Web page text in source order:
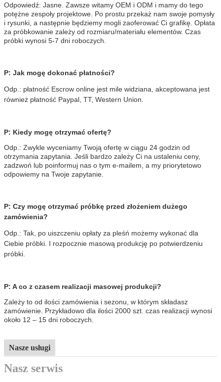
Odpowiedź: Jasne. Zawsze witamy OEM i ODM i mamy do tego
potężne zespoły projektowe. Po prostu przekaż nam swoje pomysły
i rysunki, a następnie będziemy mogli zaoferować Ci grafikę. Opłata
za próbkowanie zależy od rozmiaru/materiału elementów. Czas
próbki wynosi 5-7 dni roboczych.
P: Jak mogę dokonać płatności?
Odp.: płatność Escrow online jest mile widziana, akceptowana jest
również płatność Paypal, TT, Western Union.
P: Kiedy mogę otrzymać ofertę?
Odp.: Zwykle wyceniamy Twoją ofertę w ciągu 24 godzin od
otrzymania zapytania. Jeśli bardzo zależy Ci na ustaleniu ceny,
zadzwoń lub poinformuj nas o tym e-mailem, a my priorytetowo
odpowiemy na Twoje zapytanie.
P: Czy mogę otrzymać próbkę przed złożeniem dużego
zamówienia?
Odp.: Tak, po uiszczeniu opłaty za pleśń możemy wykonać dla
Ciebie próbki. I rozpocznie masową produkcję po potwierdzeniu
próbki.
P: A co z czasem realizacji masowej produkcji?
Zależy to od ilości zamówienia i sezonu, w którym składasz
zamówienie. Przykładowo dla ilości 2000 szt. czas realizacji wynosi
około 12 – 15 dni roboczych.
Nasze usługi
Nasz serwis